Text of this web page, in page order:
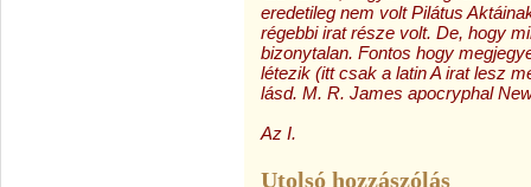
eredetileg nem volt Pilátus
régebbi irat része volt. De, hogy
bizonytalan. Fontos hogy
létezik (itt csak a latin A irat lesz
lásd. M. R. James apocryphal
Az I.
Utolsó hozzászólás